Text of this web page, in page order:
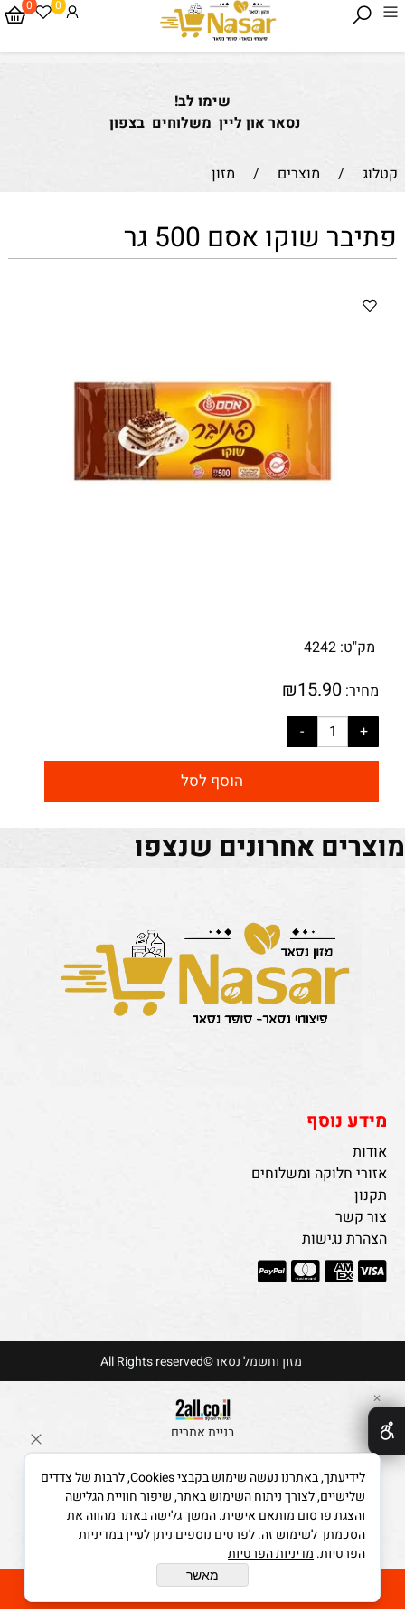
0 0
שימו לב!
נסאר און ליין משלוחים בצפון
קטלוג / מוצרים / מזון
פתיבר שוקו אסם 500 גר
מק"ט: 4242
מחיר:
₪15.90
הוסף לסל
הוסף לסל
מוצרים אחרונים שנצפו
מידע נוסף
אודות
אזורי חלוקה ומשלוחים
תקנון
צור קשר
הצהרת נגישות
מזון וחשמל נסאר©All Rights reserved
בניית אתרים
✕
לידיעתך, באתרנו נעשה שימוש בקבצי Cookies, לרבות של צדדים
שלישיים, לצורך ניתוח השימוש באתר, שיפור חוויית הגלישה
והצגת פרסום מותאם אישית. המשך גלישה באתר מהווה את
הסכמתך לשימוש זה. לפרטים נוספים ניתן לעיין במדיניות
הפרטיות. מדיניות הפרטיות
מאשר